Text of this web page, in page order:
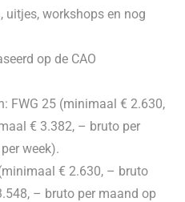
uitjes, workshops en nog
op de CAO
FWG 25 (minimaal € 2.630,
€ 3.382, – bruto per
week).
€ 2.630, – bruto
– bruto per maand op